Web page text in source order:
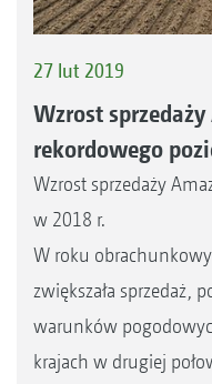
27 lut 2019
Wzrost
rekordowego
Wzrost sprzedaży
w 2018 r.
W roku
zwiększała sprzedaż,
warunków
krajach w drugiej